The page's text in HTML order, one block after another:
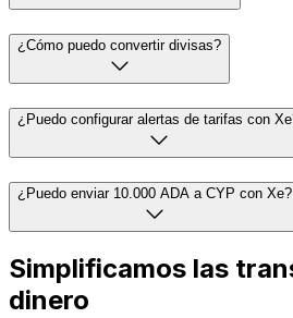
¿Cómo puedo convertir divisas?
¿Puedo configurar alertas de tarifas con
¿Puedo enviar 10.000 ADA a CYP con Xe?
Simplificamos las
dinero